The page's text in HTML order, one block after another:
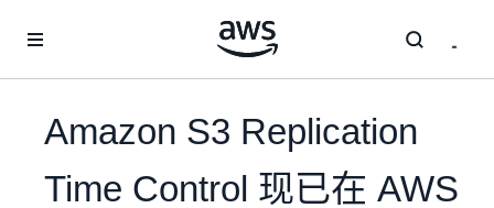
Amazon S3 Replication
Time Control 现已在 AWS